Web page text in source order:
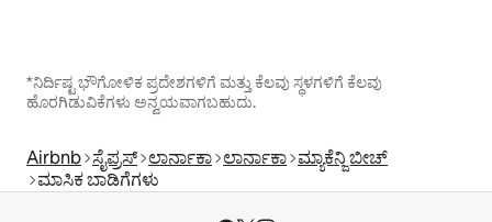
*ನಿರ್ದಿಷ್ಟ ಭೌಗೋಳಿಕ ಪ್ರದೇಶಗಳಿಗೆ ಮತ್ತು ಕೆಲವು ಸ್ಥಳಗಳಿಗೆ ಕೆಲವು
ಹೊರಗಿಡುವಿಕೆಗಳು ಅನ್ವಯವಾಗಬಹುದು.
Airbnb ಸೈಪ್ರಸ್ ಲಾರ್ನಾಕಾ ಲಾರ್ನಾಕಾ ಮ್ಯಾಕೆನ್ಜಿ ಬೀಚ್
ಮಾಸಿಕ ಬಾಡಿಗೆಗಳು